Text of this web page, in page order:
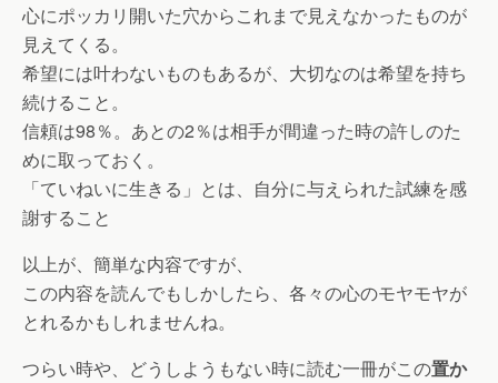
心にポッカリ開いた穴からこれまで見えなかったものが
見えてくる。
希望には叶わないものもあるが、大切なのは希望を持ち
続けること。
信頼は98％。あとの2％は相手が間違った時の許しのた
めに取っておく。
「ていねいに生きる」とは、自分に与えられた試練を感
謝すること
以上が、簡単な内容ですが、
この内容を読んでもしかしたら、各々の心のモヤモヤが
とれるかもしれませんね。
つらい時や、どうしようもない時に読む一冊がこの置か